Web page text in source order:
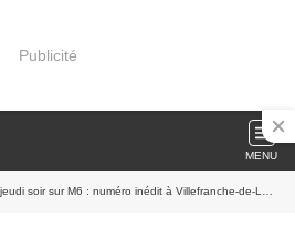
Publicité
MENU
soir sur M6 : numéro inédit à Villefranche-de-Lauragais.